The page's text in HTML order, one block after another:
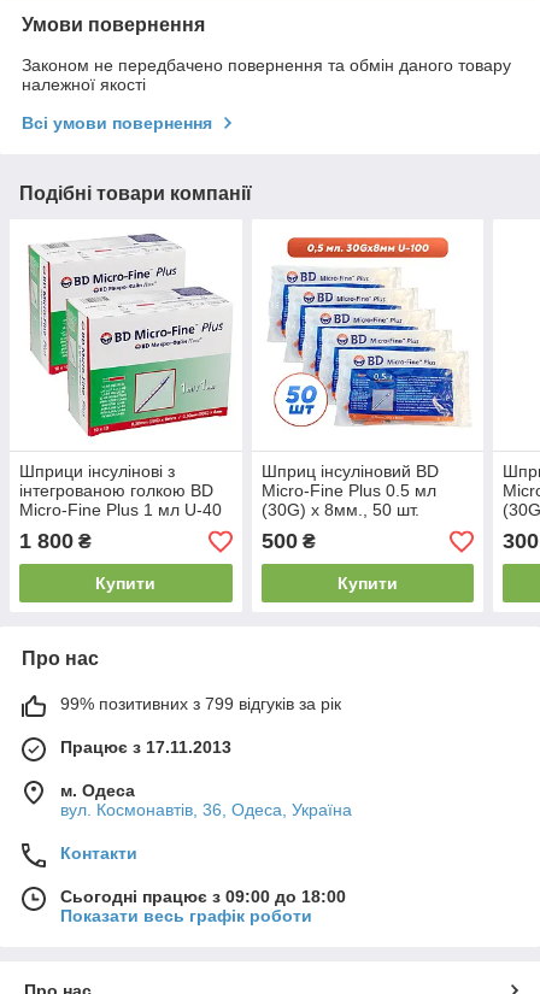
Умови повернення
Законом не передбачено повернення та обмін даного товару
належної якості
Всі умови повернення
Подібні товари компанії
Шприци інсулінові з
інтегрованою голкою BD
Micro-Fine Plus 1 мл U-40
(8 мм х 30G), 200 шт.
1 800 ₴
Купити
Шприц інсуліновий BD
Micro-Fine Plus 0.5 мл
(30G) x 8мм., 50 шт.
500₴
Купити
300
Про нас
99% позитивних з 799 відгуків за рік
Працює з 17.11.2013
м. Одеса
вул. Космонавтів, 36, Одеса, Україна
Контакти
Сьогодні працює з 09:00 до 18:00
Показати весь графік роботи